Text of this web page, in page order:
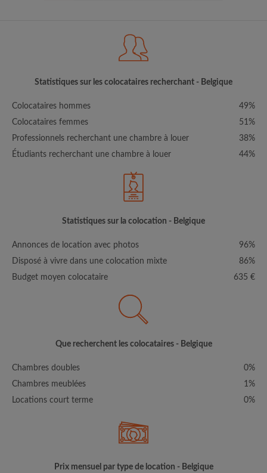
Statistiques sur les colocataires recherchant - Belgique
Colocataires hommes
49%
Colocataires femmes
51%
Professionnels recherchant une chambre à louer
38%
Étudiants recherchant une chambre à louer
44%
Statistiques sur la colocation - Belgique
Annonces de location avec photos
96%
Disposé à vivre dans une colocation mixte
86%
Budget moyen colocataire
635 €
Que recherchent les colocataires - Belgique
Chambres doubles
0%
Chambres meublées
1%
Locations court terme
0%
Prix mensuel par type de location - Belgique